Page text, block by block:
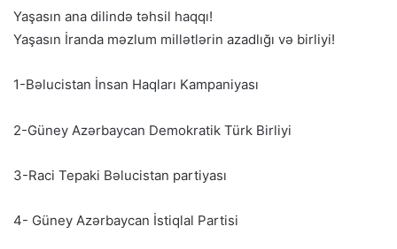
Yaşasın ana dilində təhsil haqqı!
Yaşasın İranda məzlum millətlərin azadlığı və birliyi!
1-Bəlucistan İnsan Haqları Kampaniyası
2-Güney Azərbaycan Demokratik Türk Birliyi
3-Raci Tepaki Bəlucistan partiyası
4- Güney Azərbaycan İstiqlal Partisi